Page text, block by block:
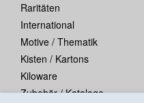
Raritäten
International
Motive / Thematik
Kisten / Kartons
Kiloware
Zubehör / Kataloge